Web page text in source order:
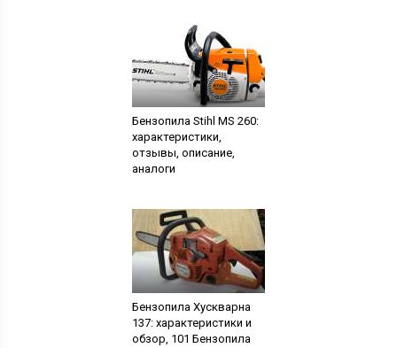
Бензопила Stihl MS 260:
характеристики,
отзывы, описание,
аналоги
Бензопила Хускварна
137: характеристики и
обзор, 101 Бензопила